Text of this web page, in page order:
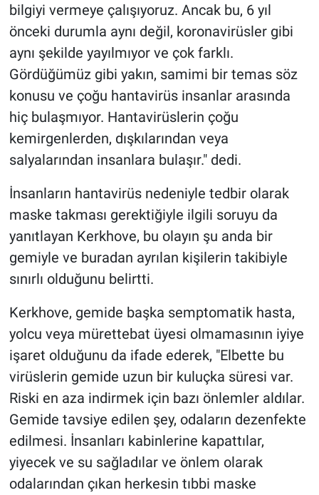
bilgiyi vermeye çalışıyoruz. Ancak bu, 6 yıl
önceki durumla aynı değil, koronavirüsler gibi
aynı şekilde yayılmıyor ve çok farklı.
Gördüğümüz gibi yakın, samimi bir temas söz
konusu ve çoğu hantavirüs insanlar arasında
hiç bulaşmıyor. Hantavirüslerin çoğu
kemirgenlerden, dışkılarından veya
salyalarından insanlara bulaşır." dedi.
İnsanların hantavirüs nedeniyle tedbir olarak
maske takması gerektiğiyle ilgili soruyu da
yanıtlayan Kerkhove, bu olayın şu anda bir
gemiyle ve buradan ayrılan kişilerin takibiyle
sınırlı olduğunu belirtti.
Kerkhove, gemide başka semptomatik hasta,
yolcu veya mürettebat üyesi olmamasının iyiye
işaret olduğunu da ifade ederek, "Elbette bu
virüslerin gemide uzun bir kuluçka süresi var.
Riski en aza indirmek için bazı önlemler aldılar.
Gemide tavsiye edilen şey, odaların dezenfekte
edilmesi. İnsanları kabinlerine kapattılar,
yiyecek ve su sağladılar ve önlem olarak
odalarından çıkan herkesin tıbbi maske